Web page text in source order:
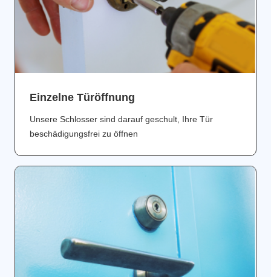
Einzelne Türöffnung
Unsere Schlosser sind darauf geschult, Ihre Tür
beschädigungsfrei zu öffnen